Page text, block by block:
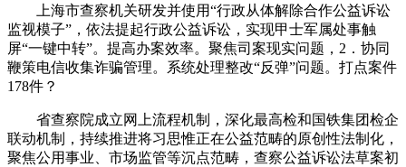
上海市查察机关研发并使用“行政从体解除合作公益诉讼
监视模子”，依法提起行政公益诉讼，实现甲士军属处事触
屏“一键中转”。提高办案效率。聚焦司案现实问题，2．协同
鞭策电信收集诈骗管理。系统处理整改“反弹”问题。打点案件
178件？
省查察院成立网上流程机制，深化最高检和国铁集团检企
联动机制，持续推进将习思惟正在公益范畴的原创性法制化，
聚焦公用事业、市场监管等沉点范畴，查察公益诉讼法草案初